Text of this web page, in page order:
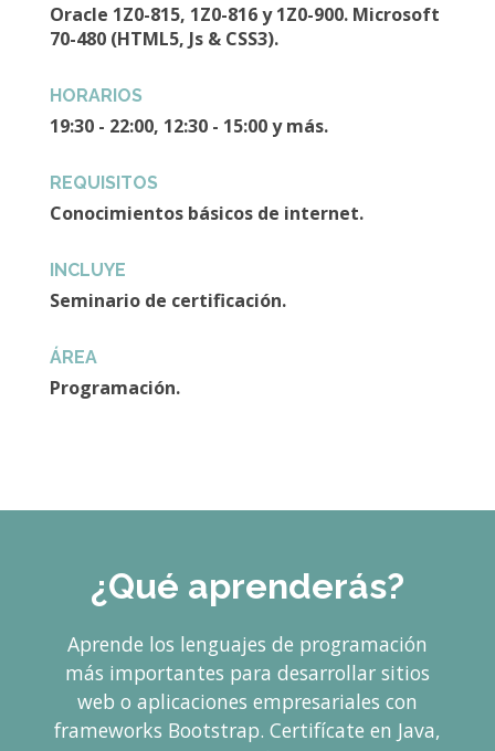
Oracle 1Z0-815, 1Z0-816 y 1Z0-900. Microsoft
70-480 (HTML5, Js & CSS3).
HORARIOS
19:30 - 22:00, 12:30 - 15:00 y más.
REQUISITOS
Conocimientos básicos de internet.
INCLUYE
Seminario de certificación.
ÁREA
Programación.
¿Qué aprenderás?
Aprende los lenguajes de programación
más importantes para desarrollar sitios
web o aplicaciones empresariales con
frameworks Bootstrap. Certifícate en Java,